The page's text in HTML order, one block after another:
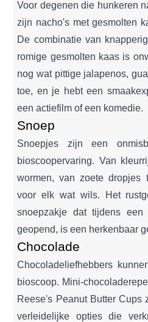
Voor degenen die hunkeren
zijn nacho's met gesmolten
De combinatie van
romige gesmolten kaas is
nog wat pittige jalapenos,
toe, en je hebt een
een actiefilm of een komedie.
Snoep
Snoepjes zijn een
bioscoopervaring. Van
wormen, van zoete dropjes
voor elk wat wils. Het
snoepzakje dat tijdens een
geopend, is een herkenbaar
Chocolade
Chocoladeliefhebbers
bioscoop. Mini-
Reese's Peanut Butter Cups
verleidelijke opties die